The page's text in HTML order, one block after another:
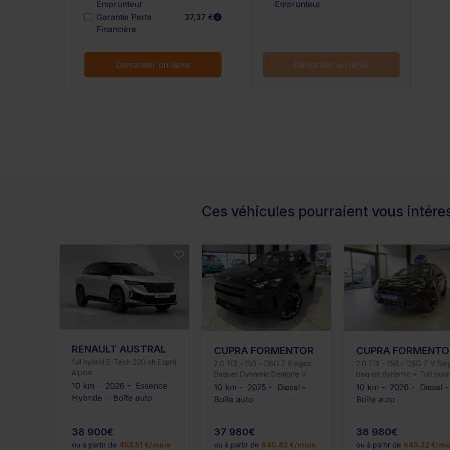
Emprunteur
Garantie Perte
Financière
37,37 € En savoir plus
Demander un devis
Emprunteur
Demander un devis
Ces véhicules pourraient vous
RENAULT AUSTRAL
full hybrid E-Tech 200 ch Esprit
Alpine
10 km - 2026 - Essence
Hybride - Boîte auto
38 900€
ou à partir de 453.51 €/mois
CUPRA FORMENTOR
2.0 TDI - 150 - DSG 7 Sièges
Baquet Dynamic Designe V
10 km - 2025 - Diesel -
Boîte auto
37 980€
ou à partir de 640.42 €/mois
CUPRA
2.0 TDI - 150 - DSG 7 V
baquet dynamic + Toit
10 km - 2026 - Diesel
Boîte auto
38 980€
ou à partir de 640.22 €/